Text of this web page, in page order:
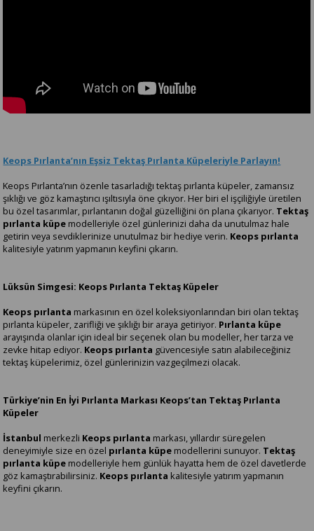
Keops Pırlanta’nın Eşsiz Tektaş Pırlanta Küpeleriyle Parlayın!
Keops Pırlanta’nın özenle tasarladığı tektaş pırlanta küpeler, zamansız
şıklığı ve göz kamaştırıcı ışıltısıyla öne çıkıyor. Her biri el işçiliğiyle üretilen
bu özel tasarımlar, pırlantanın doğal güzelliğini ön plana çıkarıyor. Tektaş
pırlanta küpe modelleriyle özel günlerinizi daha da unutulmaz hale
getirin veya sevdiklerinize unutulmaz bir hediye verin. Keops pırlanta
kalitesiyle yatırım yapmanın keyfini çıkarın.
Lüksün Simgesi: Keops Pırlanta Tektaş Küpeler
Keops pırlanta markasının en özel koleksiyonlarından biri olan tektaş
pırlanta küpeler, zarifliği ve şıklığı bir araya getiriyor. Pırlanta küpe
arayışında olanlar için ideal bir seçenek olan bu modeller, her tarza ve
zevke hitap ediyor. Keops pırlanta güvencesiyle satın alabileceğiniz
tektaş küpelerimiz, özel günlerinizin vazgeçilmezi olacak.
Türkiye’nin En İyi Pırlanta Markası Keops’tan Tektaş Pırlanta
Küpeler
İstanbul merkezli Keops pırlanta markası, yıllardır süregelen
deneyimiyle size en özel pırlanta küpe modellerini sunuyor. Tektaş
pırlanta küpe modelleriyle hem günlük hayatta hem de özel davetlerde
göz kamaştırabilirsiniz. Keops pırlanta kalitesiyle yatırım yapmanın
keyfini çıkarın.